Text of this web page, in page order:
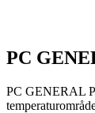
PC
PC GENERAL